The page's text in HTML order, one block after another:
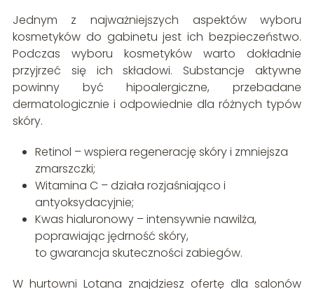
Jednym z najważniejszych aspektów wyboru
kosmetyków do gabinetu jest ich bezpieczeństwo.
Podczas wyboru kosmetyków warto dokładnie
przyjrzeć się ich składowi. Substancje aktywne
powinny być hipoalergiczne, przebadane
dermatologicznie i odpowiednie dla różnych typów
skóry.
Retinol – wspiera regenerację skóry i zmniejsza
zmarszczki;
Witamina C – działa rozjaśniająco i
antyoksydacyjnie;
Kwas hialuronowy – intensywnie nawilża,
poprawiając jędrność skóry,
to gwarancja skuteczności zabiegów.
W hurtowni Lotana znajdziesz ofertę dla salonów